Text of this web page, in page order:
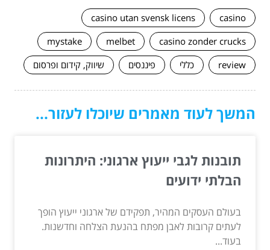
casino
casino utan svensk licens
casino zonder crucks
melbet
mystake
review
כללי פיננסים שיווק, קידום ופרסום
המשך לעוד מאמרים שיוכלו לעזור...
תובנות לגבי ייעוץ ארגוני: היתרונות
הבלתי ידועים
בעולם העסקים המהיר, תפקידם של ארגוני ייעוץ הופך
לעתים קרובות לאבן מפתח בהנעת הצלחה וחדשנות.
בעוד...